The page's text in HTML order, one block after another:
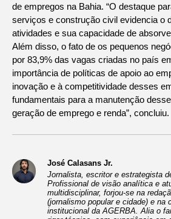
de empregos na Bahia. “O destaque
serviços e construção civil evidencia o
atividades e sua capacidade de
Além disso, o fato de os pequenos
por 83,9% das vagas criadas no país
importância de políticas de apoio ao
inovação e à competitividade desses
fundamentais para a manutenção
geração de emprego e renda”, concluiu.
José Calasans Jr.
Jornalista, escritor e estrategista
Profissional de visão analítica e
multidisciplinar, forjou-se na
(jornalismo popular e cidade) e na
institucional da AGERBA. Alia o